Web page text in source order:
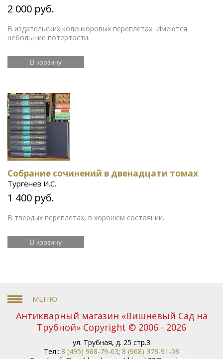
2 000 руб.
В издательских коленкоровых переплетах. Имеются
небольшие потертости.
В корзину
Собрание сочинений в двенадцати томах
Тургенев И.С.
1 400 руб.
В твердых переплетах, в хорошем состоянии.
В корзину
Антикварный магазин «Вишневый Сад на
Трубной» Copyright © 2006 - 2026
ул. Трубная, д. 25 стр.3
Тел.: 8 (495) 968-79-63; 8 (968) 378-91-08